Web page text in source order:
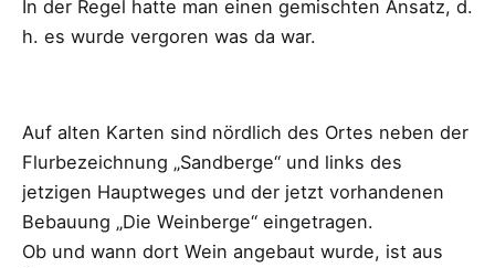
In der Regel hatte man einen gemischten Ansatz, d.
h. es wurde vergoren was da war.
Auf alten Karten sind nördlich des Ortes neben der
Flurbezeichnung „Sandberge“ und links des
jetzigen Hauptweges und der jetzt vorhandenen
Bebauung „Die Weinberge“ eingetragen.
Ob und wann dort Wein angebaut wurde, ist aus